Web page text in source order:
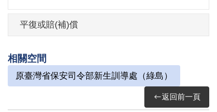
事務所留存之臺灣省保安司令部新生訓導
據軍管區司令部政治作戰部（88）忠睦字
第2968號函覆，新生訓導處係負責匪俘及
叛亂犯感訓。並經分別向陸軍總司令部督
察長室、軍管區司令部督察長室函查，均
平復或賠(補)償
相關空間
原臺灣省保安司令部新生訓導處（綠島）
返回前一頁